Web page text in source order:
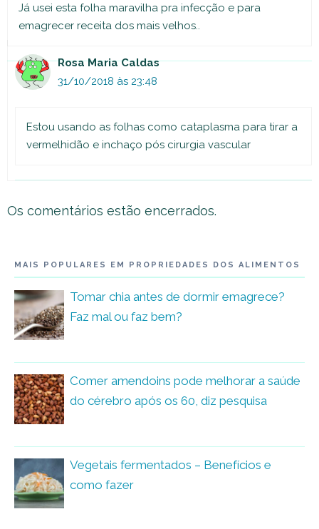
Já usei esta folha maravilha pra infecção e para
emagrecer receita dos mais velhos..
Rosa Maria Caldas
31/10/2018 às 23:48
Estou usando as folhas como cataplasma para tirar a
vermelhidão e inchaço pós cirurgia vascular
Os comentários estão encerrados.
MAIS POPULARES EM PROPRIEDADES DOS ALIMENTOS
Tomar chia antes de dormir emagrece?
Faz mal ou faz bem?
Comer amendoins pode melhorar a saúde
do cérebro após os 60, diz pesquisa
Vegetais fermentados – Benefícios e
como fazer